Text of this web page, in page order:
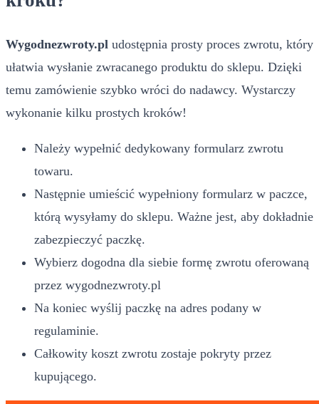
Wygodnezwroty.pl udostępnia prosty proces zwrotu, który
ułatwia wysłanie zwracanego produktu do sklepu. Dzięki
temu zamówienie szybko wróci do nadawcy. Wystarczy
wykonanie kilku prostych kroków!
Należy wypełnić dedykowany formularz zwrotu
towaru.
Następnie umieścić wypełniony formularz w paczce,
którą wysyłamy do sklepu. Ważne jest, aby dokładnie
zabezpieczyć paczkę.
Wybierz dogodna dla siebie formę zwrotu oferowaną
przez wygodnezwroty.pl
Na koniec wyślij paczkę na adres podany w
regulaminie.
Całkowity koszt zwrotu zostaje pokryty przez
kupującego.